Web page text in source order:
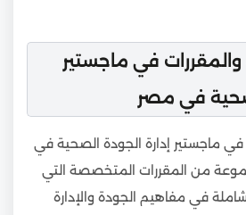
والمقررات في ماجستير
في مصر
في ماجستير إدارة الجودة الصحية في
من المقررات المتخصصة التي
في مفاهيم الجودة والإدارة